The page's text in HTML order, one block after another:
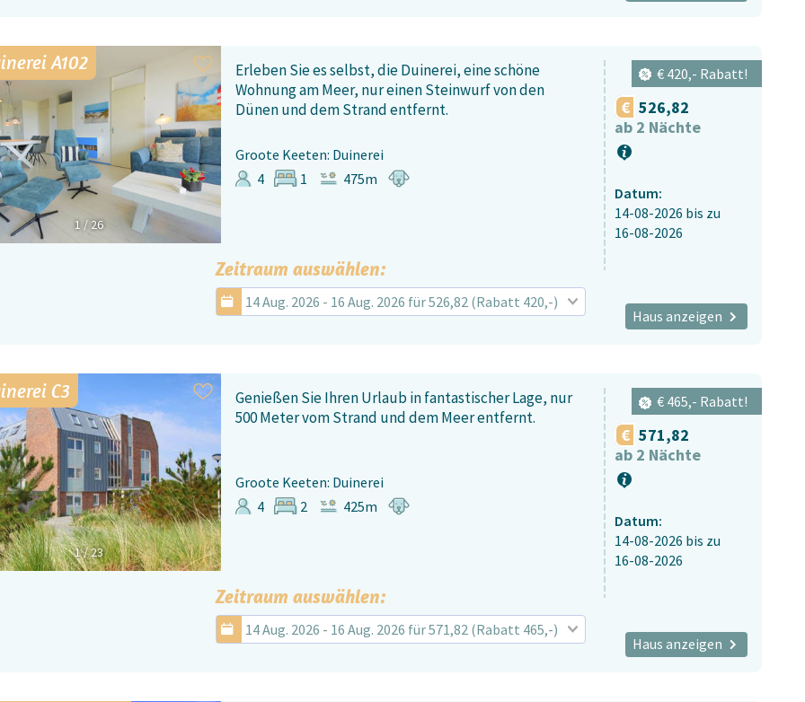
1 / 26
A102
Erleben Sie es selbst, die Duinerei, eine schöne
Wohnung am Meer, nur einen Steinwurf von den
Dünen und dem Strand entfernt.
Groote Keeten: Duinerei
4
1 475m
Zeitraum auswählen:
14 Aug. 2026 - 16 Aug. 2026 für 526,82 (Rabatt 420,-)
€ 420,- Rabatt!
526,82
ab 2 Nächte
Datum:
14-08-2026 bis zu
16-08-2026
Haus anzeigen
1/23
C3
Genießen Sie Ihren Urlaub in fantastischer Lage, nur
500 Meter vom Strand und dem Meer entfernt.
Groote Keeten: Duinerei
4
2 425m
Zeitraum auswählen:
14 Aug. 2026 - 16 Aug. 2026 für 571,82 (Rabatt 465,-)
€ 465,- Rabatt!
571,82
ab 2 Nächte
Datum:
14-08-2026 bis zu
16-08-2026
Haus anzeigen